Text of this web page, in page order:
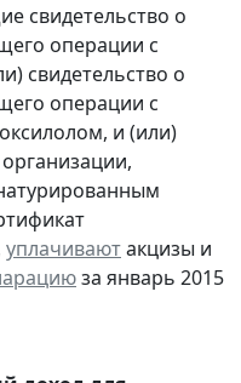
свидетельство о
операции с
свидетельство о
операции с
и (или)
уплачиваютакцизы и
за январь 2015